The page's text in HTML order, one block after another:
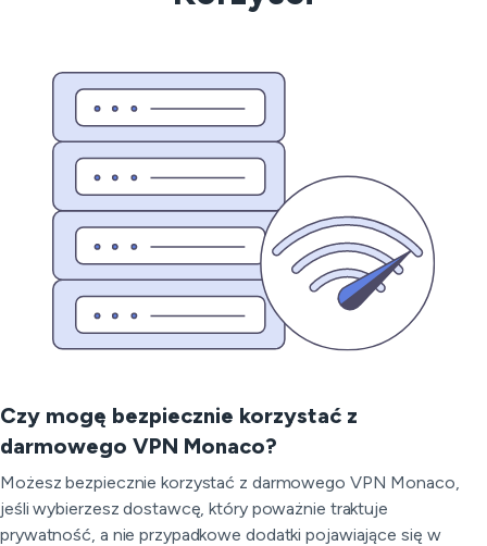
Czy mogę bezpiecznie korzystać z
darmowego VPN Monaco?
Możesz bezpiecznie korzystać z darmowego VPN Monaco,
jeśli wybierzesz dostawcę, który poważnie traktuje
prywatność, a nie przypadkowe dodatki pojawiające się w